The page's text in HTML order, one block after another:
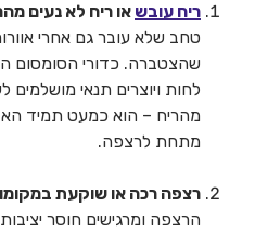
ריח עובש או ריח לא נעים
טחב שלא עובר גם אחרי
שהצטברה. כדורי הסומסום
לחות ויוצרים תנאי
מהריח – הוא כמעט תמיד
מתחת לרצפה.
רצפה רכה או שוקעת
הרצפה ומרגישים חוסר